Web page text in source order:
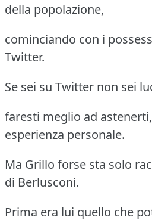
della popolazione,
cominciando con i
Twitter.
Se sei su Twitter non sei
faresti meglio ad
esperienza personale.
Ma Grillo forse sta solo
di Berlusconi.
Prima era lui quello che